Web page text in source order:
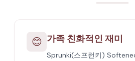
😊 가족 친화적인 재미
Sprunki(스프런키)